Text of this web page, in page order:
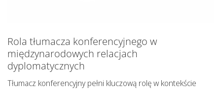
Rola tłumacza konferencyjnego w
międzynarodowych relacjach
dyplomatycznych
Tłumacz konferencyjny pełni kluczową rolę w kontekście